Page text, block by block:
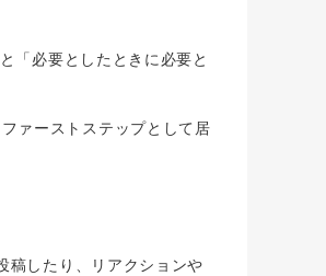
「必要としたときに必要と
ァーストステップとして居
稿したり、リアクションや